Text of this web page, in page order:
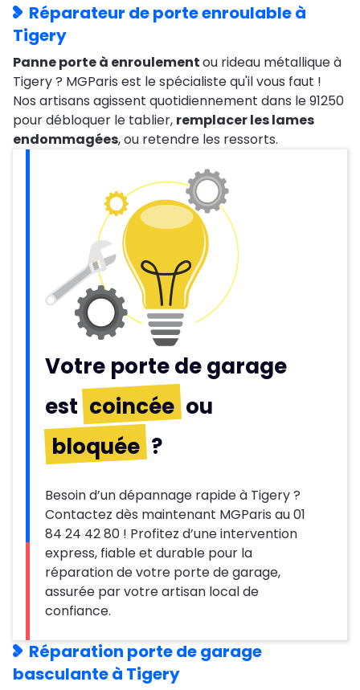
Réparateur de porte enroulable à
Tigery
Panne porte à enroulementou rideau métallique à
Tigery ? MGParis est le spécialiste qu'il vous faut !
Nos artisans agissent quotidiennement dans le 91250
pour débloquer le tablier, remplacer les lames
endommagées, ou retendre les ressorts.
Votre porte de garage
est coincée ou
bloquée ?
Besoin d’un dépannage rapide à Tigery ?
Contactez dès maintenant MGParis au 01
84 24 42 80 ! Profitez d’une intervention
express, fiable et durable pour la
réparation de votre porte de garage,
assurée par votre artisan local de
confiance.
Réparation porte de garage
basculante à Tigery